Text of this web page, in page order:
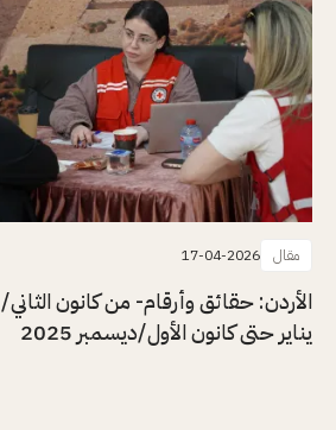
مقال 17-04-2026
الأردن: حقائق وأرقام- من كانون الثاني/
يناير حتى كانون الأول/ديسمبر 2025